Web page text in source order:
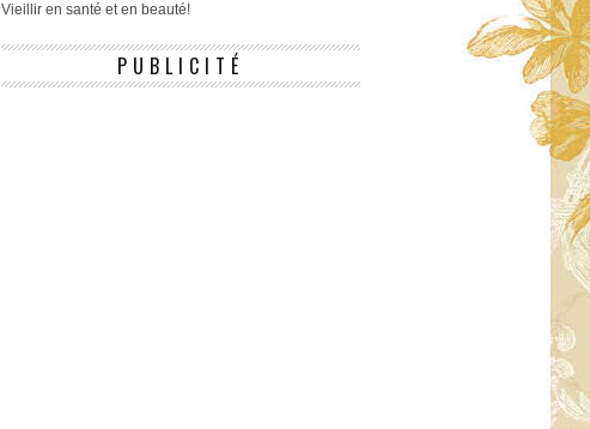
Vieillir en santé et en beauté!
PUBLICITÉ